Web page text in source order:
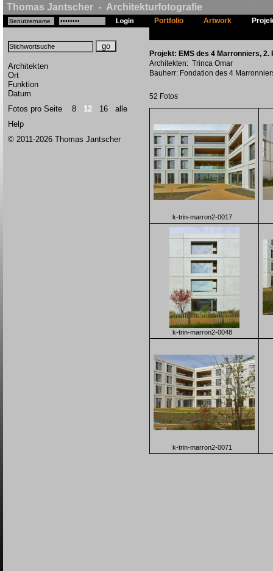
Thomas Jantscher - Architekturfotografie
Architekten
Ort
Funktion
Datum
Fotos pro Seite 8 12 16
alle
Help
© 2011-2026 Thomas Jantscher
Portfolio Artwork
Projekt: EMS des 4 Marronniers,
Architekten: Trinca Omar
Bauherr: Fondation des 4
52 Fotos
k-trin-marron2-0017
k-trin-marron2-0048
k-trin-marron2-0071